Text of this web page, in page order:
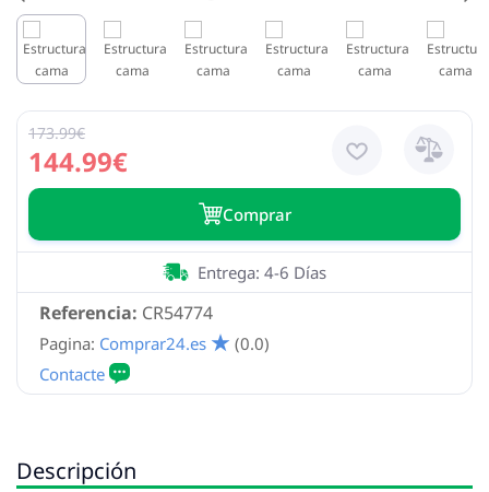
144.99€
173.99€
Сomprar
Referencia: CR54774
Entrega: 4-6 Días
Pagina: Comprar24.es (0.0)
Descripción